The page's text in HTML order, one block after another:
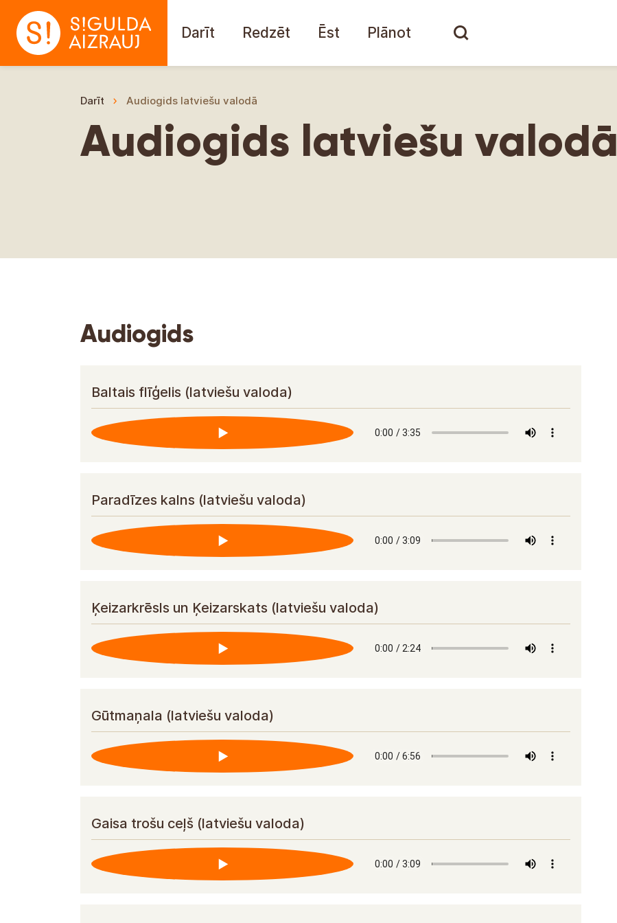
Darīt Redzēt Ēst Plānot
Darīt Audiogids latviešu valodā
Audiogids latviešu valodā
Audiogids
Baltais flīģelis (latviešu valoda)
Paradīzes kalns (latviešu valoda)
Ķeizarkrēsls un Ķeizarskats (latviešu valoda)
Gūtmaņala (latviešu valoda)
Gaisa trošu ceļš (latviešu valoda)